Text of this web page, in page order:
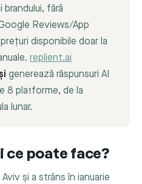
fără
Reviews/App
disponibile doar la
replient.ai
generează răspunsuri AI
8 platforme, de la
lunar.
ce poate face?
și a strâns în ianuarie